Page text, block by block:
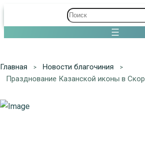
Поиск
Главная
Новости благочиния